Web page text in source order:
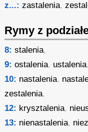
z...: zastalenia,
Rymy z
8: stalenia,
9: ostalenia, ustalenia,
10: nastalenia,
zestalenia,
12: krysztalenia,
13: nienastalenia,